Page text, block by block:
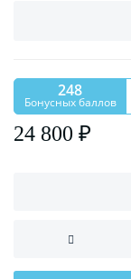
248
Бонусных баллов
24 800 ₽